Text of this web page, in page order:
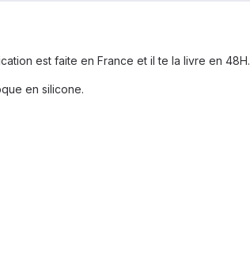
est faite en France et il te la livre en 48H.
en silicone.